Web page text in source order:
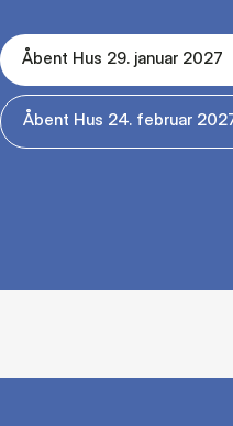
Åbent Hus 29. januar 2027
Åbent Hus 24. februar